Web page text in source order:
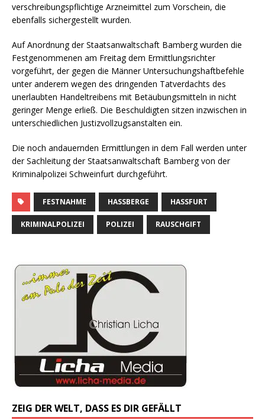
verschreibungspflichtige Arzneimittel zum Vorschein, die
ebenfalls sichergestellt wurden.
Auf Anordnung der Staatsanwaltschaft Bamberg wurden die
Festgenommenen am Freitag dem Ermittlungsrichter
vorgeführt, der gegen die Männer Untersuchungshaftbefehle
unter anderem wegen des dringenden Tatverdachts des
unerlaubten Handeltreibens mit Betäubungsmitteln in nicht
geringer Menge erließ. Die Beschuldigten sitzen inzwischen in
unterschiedlichen Justizvollzugsanstalten ein.
Die noch andauernden Ermittlungen in dem Fall werden unter
der Sachleitung der Staatsanwaltschaft Bamberg von der
Kriminalpolizei Schweinfurt durchgeführt.
FESTNAHME HASSBERGE HASSFURT
KRIMINALPOLIZEI POLIZEI RAUSCHGIFT
ZEIG DER WELT, DASS ES DIR GEFÄLLT